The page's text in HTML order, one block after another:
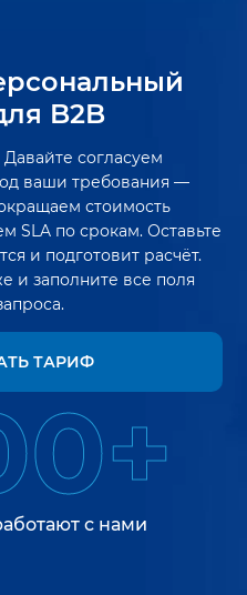
B2B
согласуем
ваши требования —
стоимость
SLA по срокам. Оставьте
и подготовит расчёт.
и заполните все поля
ТАРИФ
с нами